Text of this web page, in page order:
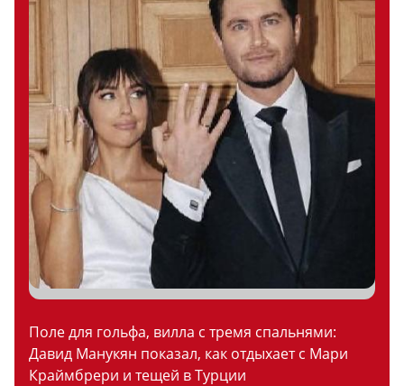
Поле для гольфа, вилла с тремя спальнями:
Давид Манукян показал, как отдыхает с Мари
Краймбрери и тещей в Турции